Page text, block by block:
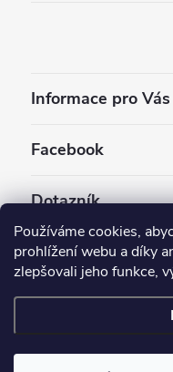
Používáme cookies,
prohlížení webu a díky
zlepšovali jeho funkce,
Informace pro Vás
Facebook
Dotazník
Jaký styl